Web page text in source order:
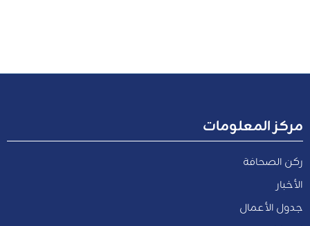
مركز المعلومات
ركن الصحافة
الأخبار
جدول الأعمال